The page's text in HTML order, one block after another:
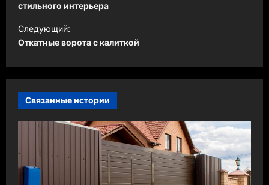
в
и
г
а
ц
я
а
стильного интерьера
Следующий:
Откатные ворота с калиткой
Связанные истории